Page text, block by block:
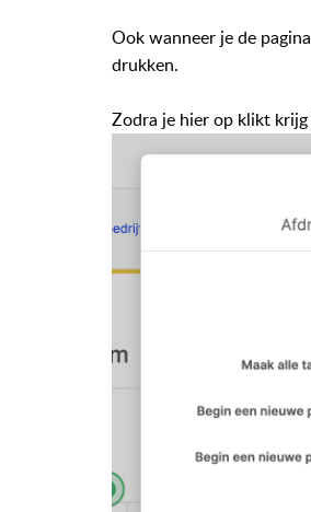
Ook wanneer je de
drukken.
Zodra je hier op klikt